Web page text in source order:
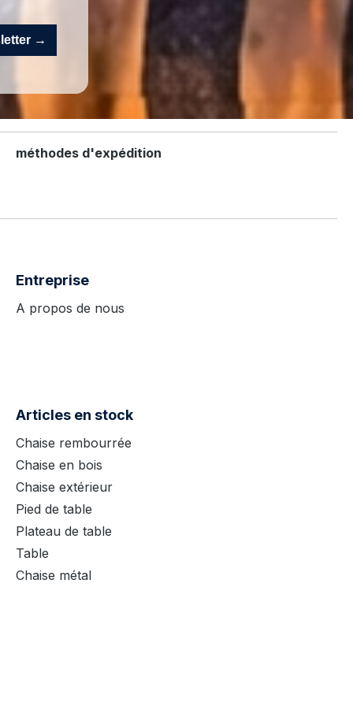
→
méthodes d'expédition
Entreprise
A propos de nous
Articles en stock
Chaise rembourrée
Chaise en bois
Chaise extérieur
Pied de table
Plateau de table
Table
Chaise métal